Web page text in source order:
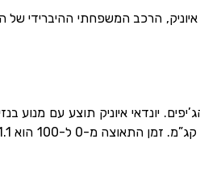
איוניק, הרכב המשפחתי ההיברידי